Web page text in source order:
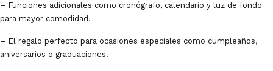
– Funciones adicionales como cronógrafo, calendario y luz de fondo
para mayor comodidad.
– El regalo perfecto para ocasiones especiales como cumpleaños,
aniversarios o graduaciones.